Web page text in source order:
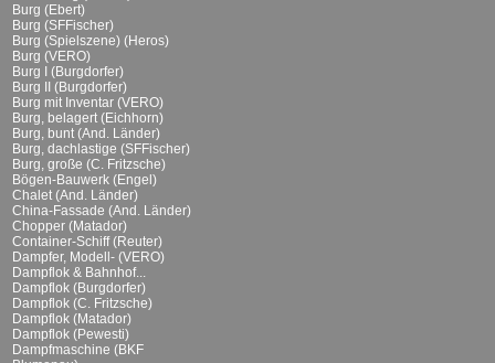
Burg (Ebert)
Burg (SFFischer)
Burg (Spielszene) (Heros)
Burg (VERO)
Burg I (Burgdorfer)
Burg II (Burgdorfer)
Burg mit Inventar (VERO)
Burg, belagert (Eichhorn)
Burg, bunt (And. Länder)
Burg, dachlastige (SFFischer)
Burg, große (C. Fritzsche)
Bögen-Bauwerk (Engel)
Chalet (And. Länder)
China-Fassade (And. Länder)
Chopper (Matador)
Container-Schiff (Reuter)
Dampfer, Modell- (VERO)
Dampflok & Bahnhof...
Dampflok (Burgdorfer)
Dampflok (C. Fritzsche)
Dampflok (Matador)
Dampflok (Pewesti)
Dampfmaschine (BKF